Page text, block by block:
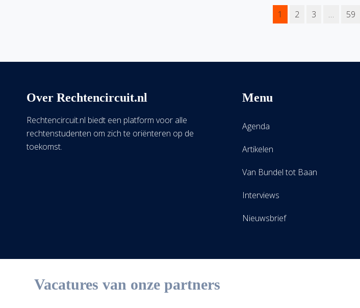
1 2 3 … 59
Over Rechtencircuit.nl
Rechtencircuit.nl biedt een platform voor alle
rechtenstudenten om zich te oriënteren op de
toekomst.
Menu
Agenda
Artikelen
Van Bundel tot Baan
Interviews
Nieuwsbrief
Vacatures van onze partners